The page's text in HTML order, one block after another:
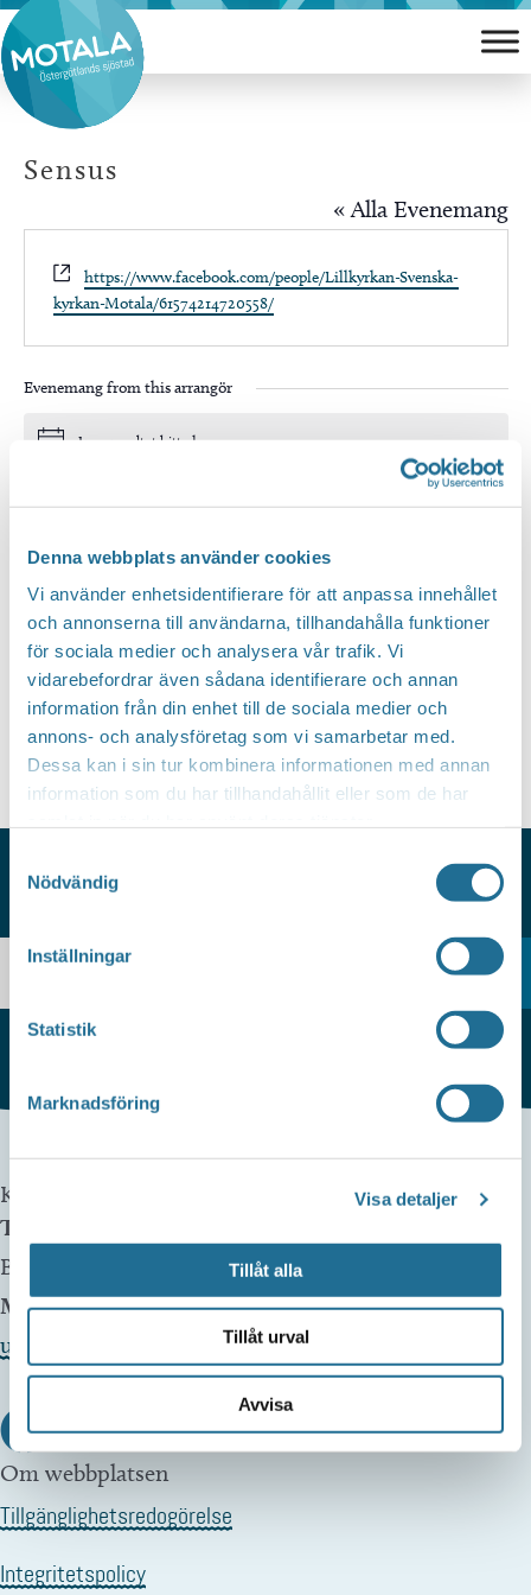
Denna webbplats använder cookies
Vi använder enhetsidentifierare för att anpassa innehållet
och annonserna till användarna, tillhandahålla funktioner
för sociala medier och analysera vår trafik. Vi
vidarebefordrar även sådana identifierare och annan
information från din enhet till de sociala medier och
annons- och analysföretag som vi samarbetar med.
Dessa kan i sin tur kombinera informationen med annan
information som du har tillhandahållit eller som de har
Nödvändig
Inställningar
Statistik
Marknadsföring
Visa detaljer
Tillåt alla
Tillåt urval
Avvisa
Hoppa
till
innehåll
Sensus
« Alla Evenemang
Website
https://www.facebook.com/people/Lillkyrkan-Svenska-
kyrkan-Motala/61574214720558/
Evenemang from this arrangör
Inga resultat hittades.
Kommande
Välj
datum.
FöregåendeEvenemang
Nästa
Prenumerera på kalender
Kontakta oss
Telefon
Besöksservice 0141 - 10 1 2 05
Mail
upplev@motala.se
Om webbplatsen
Tillgänglighetsredogörelse
Integritetspolicy